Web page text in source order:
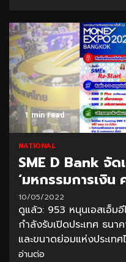
1 min read
NATIONAL
SME D Bank จั
‘มหกรรมการเงิน
10/05/2022
ดูแล้ว: 953 หนุนเอสเอ็ม
กำลังรับเปิดประเทศ ธน
และขนาดย่อมแห่งประเท
อ่านต่อ